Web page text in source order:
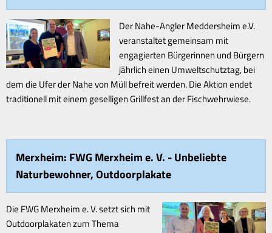
Der Nahe-Angler Meddersheim e.V.
veranstaltet gemeinsam mit
engagierten Bürgerinnen und Bürgern
jährlich einen Umweltschutztag, bei
dem die Ufer der Nahe von Müll befreit werden. Die Aktion endet
traditionell mit einem geselligen Grillfest an der Fischwehrwiese.
Merxheim: FWG Merxheim e. V. - Unbeliebte
Naturbewohner, Outdoorplakate
Die FWG Merxheim e. V. setzt sich mit
Outdoorplakaten zum Thema